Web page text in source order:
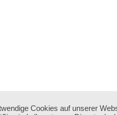
Cookies auf unserer